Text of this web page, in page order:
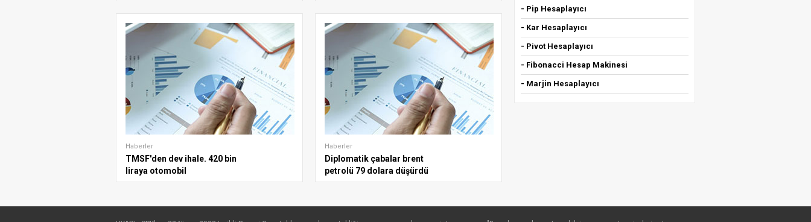
Haberler
TMSF'den dev ihale. 420 bin
liraya otomobil
Haberler
Diplomatik çabalar brent
petrolü 79 dolara düşürdü
- Pip Hesaplayıcı
- Kar Hesaplayıcı
- Pivot Hesaplayıcı
- Fibonacci Hesap Makinesi
- Marjin Hesaplayıcı